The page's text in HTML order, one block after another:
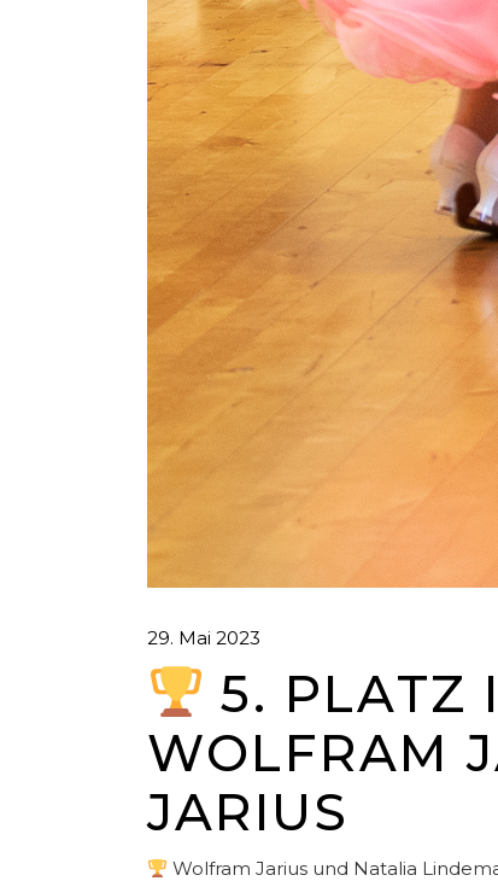
29. Mai 2023
5. PLATZ
WOLFRAM
JARIUS
Wolfram Jarius und Natalia